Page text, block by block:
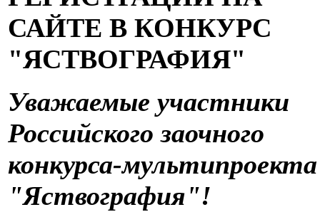
САЙТЕ В КОНКУРС
"ЯСТВОГРАФИЯ"
Уважаемые участники
Российского заочного
конкурса-мультипроекта
"Яствография"!